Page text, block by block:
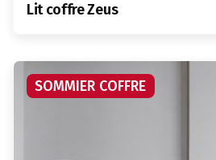
Lit coffre Zeus
SOMMIER COFFRE